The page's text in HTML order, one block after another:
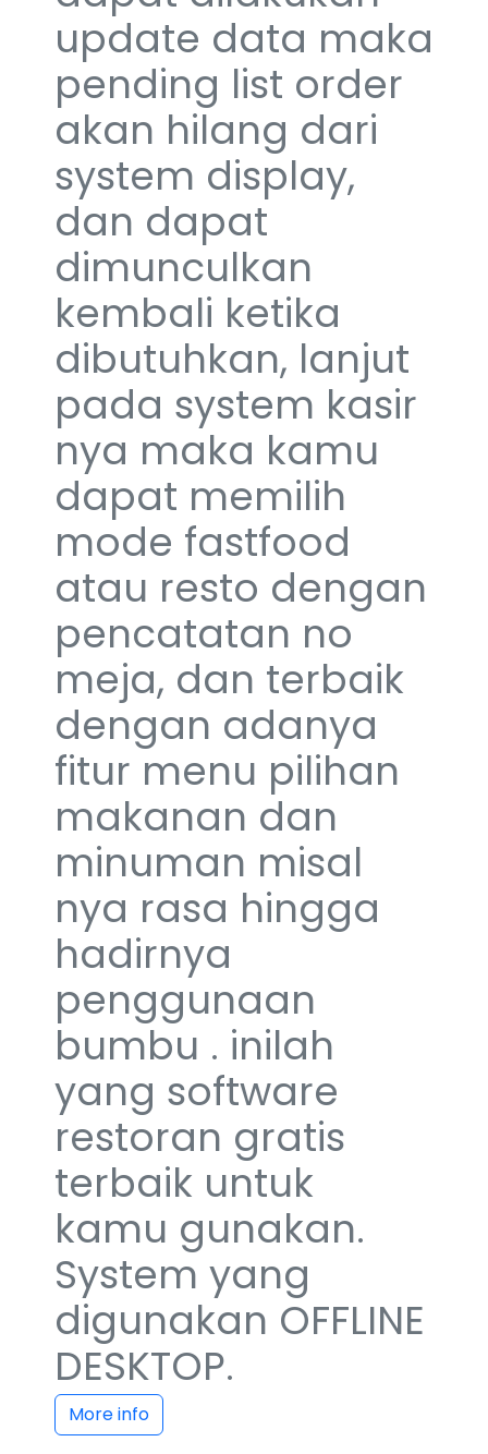
update data maka
pending list order
akan hilang dari
system display,
dan dapat
dimunculkan
kembali ketika
dibutuhkan, lanjut
pada system kasir
nya maka kamu
dapat memilih
mode fastfood
atau resto dengan
pencatatan no
meja, dan terbaik
dengan adanya
fitur menu pilihan
makanan dan
minuman misal
nya rasa hingga
hadirnya
penggunaan
bumbu . inilah
yang software
restoran gratis
terbaik untuk
kamu gunakan.
System yang
digunakan OFFLINE
DESKTOP.
More info